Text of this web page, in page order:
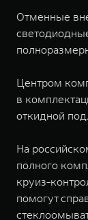
Отменные
Центром
в
откидной
На
полного
круиз-
помогут